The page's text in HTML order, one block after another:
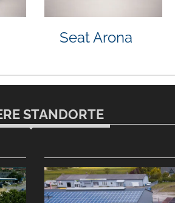
Skoda
STANDORTE